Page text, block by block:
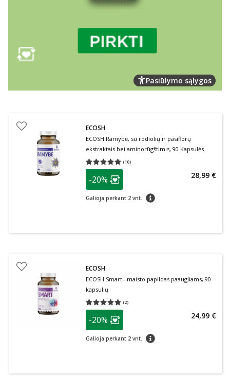
Pasiūlymo sąlygos
ECOSH
ECOSH Ramybė, su rodiolių ir pasiflorų
ekstraktais bei aminorūgštimis, 90 Kapsulės
(10)
Vidutinis įvertinimas 5.00
patarimas
Lojalumo klubo narių nuolaida
-20%
Galioja perkant 2 vnt. patarimas
28,99 €
ECOSH
ECOSH Smart– maisto papildas paaugliams, 90
kapsulių
(2)
Vidutinis įvertinimas 5.00
patarimas
Lojalumo klubo narių nuolaida
-20%
Galioja perkant 2 vnt. patarimas
24,99 €